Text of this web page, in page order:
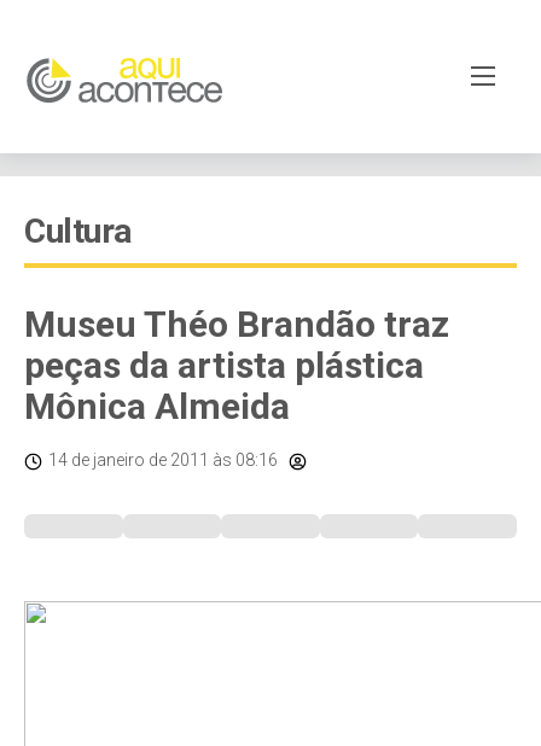
Cultura
Museu Théo Brandão traz
peças da artista plástica
Mônica Almeida
14 de janeiro de 2011 às 08:16